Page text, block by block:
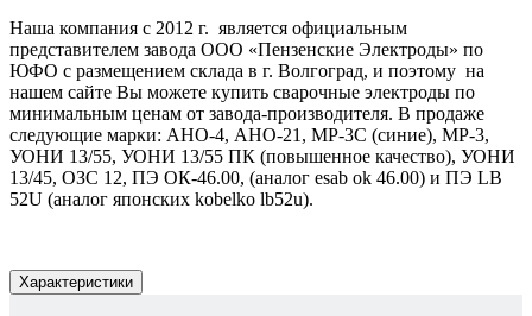
Наша компания с 2012 г. является официальным
представителем завода ООО «Пензенские Электроды» по
ЮФО с размещением склада в г. Волгоград, и поэтому на
нашем сайте Вы можете купить сварочные электроды по
минимальным ценам от завода-производителя. В продаже
следующие марки: АНО-4, АНО-21, МР-3С (синие), МР-3,
УОНИ 13/55, УОНИ 13/55 ПК (повышенное качество), УОНИ
13/45, ОЗС 12, ПЭ ОК-46.00, (аналог esab ok 46.00) и ПЭ LB
52U (аналог японских kobelko lb52u).
Характеристики